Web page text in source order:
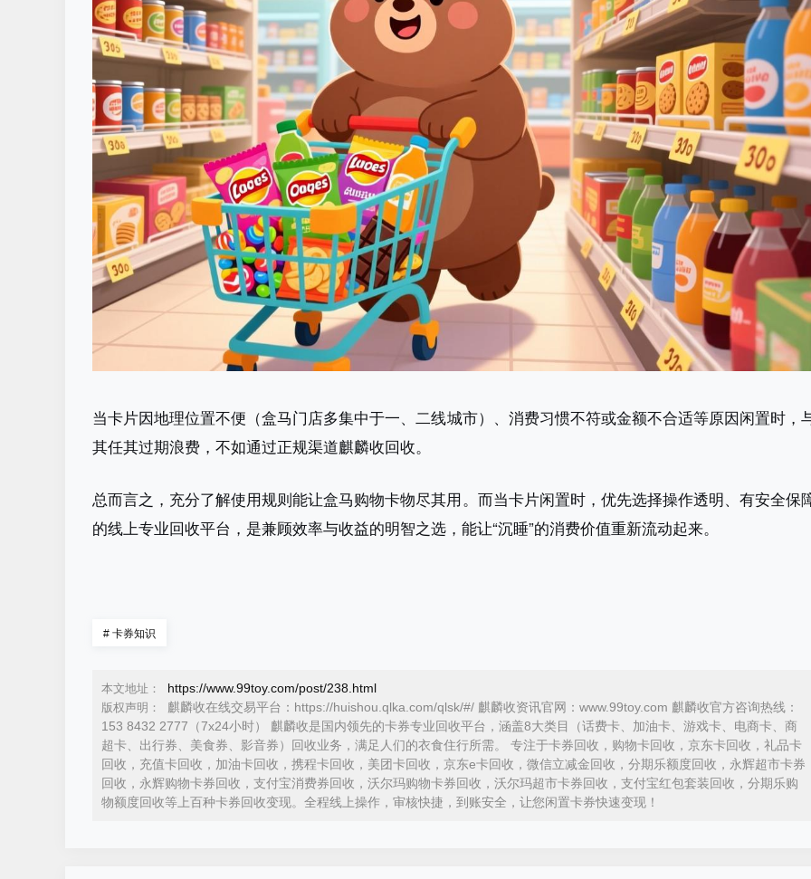
当卡片因地理位置不便（盒马门店多集中于一、二线城市）、消费习惯不符或金额不合适等原因闲置时，
其任其过期浪费，不如通过正规渠道麒麟收回收。
总而言之，充分了解使用规则能让盒马购物卡物尽其用。而当卡片闲置时，优先选择操作透明、有安全保
的线上专业回收平台，是兼顾效率与收益的明智之选，能让“沉睡”的消费价值重新流动起来。
# 卡券知识
本文地址： https://www.99toy.com/post/238.html
版权声明：
麒麟收在线交易平台：https://huishou.qlka.com/qlsk/#/ 麒麟收资讯官网：www.99toy.com 麒麟收官方咨询热线：
153 8432 2777（7x24小时） 麒麟收是国内领先的卡券专业回收平台，涵盖8大类目（话费卡、加油卡、游戏卡、电商卡、商
超卡、出行券、美食券、影音券）回收业务，满足人们的衣食住行所需。 专注于卡券回收，购物卡回收，京东卡回收，礼品卡
回收，充值卡回收，加油卡回收，携程卡回收，美团卡回收，京东e卡回收，微信立减金回收，分期乐额度回收，永辉超市卡券
回收，永辉购物卡券回收，支付宝消费券回收，沃尔玛购物卡券回收，沃尔玛超市卡券回收，支付宝红包套装回收，分期乐购
物额度回收等上百种卡券回收变现。全程线上操作，审核快捷，到账安全，让您闲置卡券快速变现！